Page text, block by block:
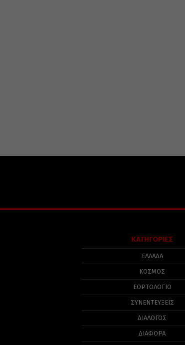
ΚΑΤΗΓΟΡΙΕΣ
ΕΛΛΑΔΑ
ΚΟΣΜΟΣ
ΕΟΡΤΟΛΟΓΙΟ
ΣΥΝΕΝΤΕΥΞΕΙΣ
ΔΙΑΛΟΓΟΣ
ΔΙΑΦΟΡΑ